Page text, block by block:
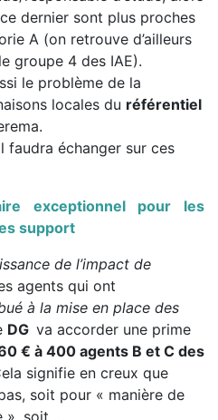
dernier sont plus proches
A (on retrouve d’ailleurs
groupe 4 des IAE).
le problème de la
locales du référentiel
faudra échanger sur ces
exceptionnel pour les
support
de l’impact de
agents qui ont
à la mise en place des
DG va accorder une prime
€ à 400 agents B et C des
signifie en creux que
soit pour « manière de
», soit …